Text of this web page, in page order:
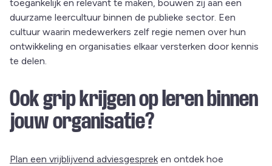
toegankelijk en relevant te maken, bouwen zij aan een
duurzame leercultuur binnen de publieke sector. Een
cultuur waarin medewerkers zelf regie nemen over hun
ontwikkeling en organisaties elkaar versterken door kennis
te delen.
Ook grip krijgen op leren binnen
jouw organisatie?
Plan een vrijblijvend adviesgesprek en ontdek hoe